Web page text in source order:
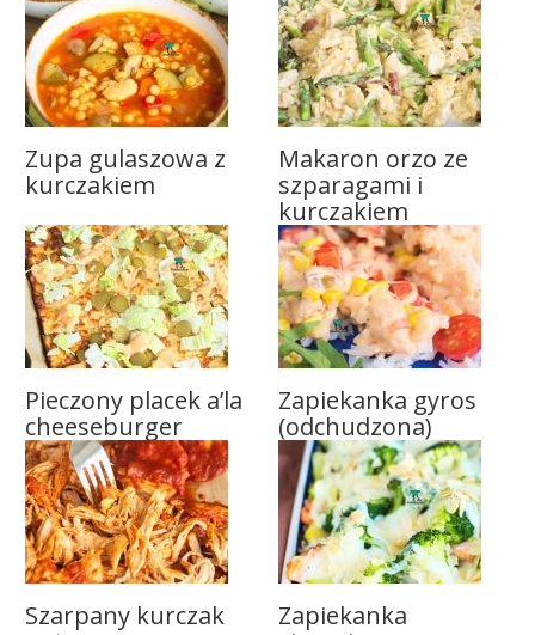
Zupa gulaszowa z
kurczakiem
Makaron orzo ze
szparagami i
kurczakiem
Pieczony placek a’la
cheeseburger
Zapiekanka gyros
(odchudzona)
Szarpany kurczak
Zapiekanka